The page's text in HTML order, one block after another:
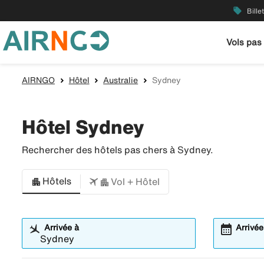
local_offer
Vols pas
AIRNGO Hôtel Australie Sydney
Hôtel Sydney
Rechercher des hôtels pas chers à Sydney.
Hôtels Vol + Hôtel
Arrivée à Arrivée
calendar_month